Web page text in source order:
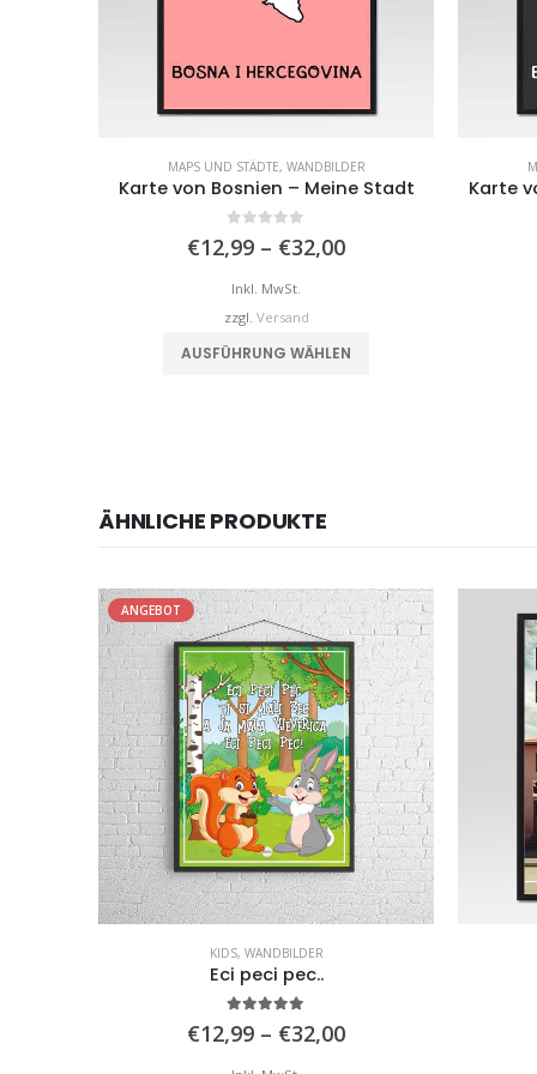
MAPS UND STÄDTE, WANDBILDER
Karte von Bosnien – Meine Stadt
€12,99 – €32,00Preisspanne:
Inkl. MwSt.
zzgl. Versand
AUSFÜHRUNG WÄHLEN
Karte
ÄHNLICHE PRODUKTE
ANGEBOT
KIDS, WANDBILDER
Eci peci pec..
€12,99 – €32,00Preisspanne: